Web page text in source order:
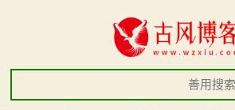
Search
for: